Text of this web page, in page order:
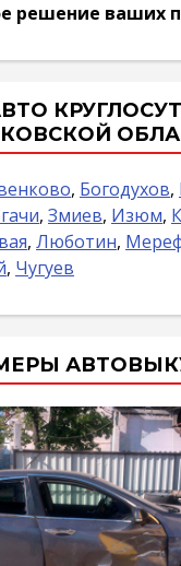
решение ваших
, Богодухов,
, Змиев, Изюм,
, Люботин,
, Чугуев